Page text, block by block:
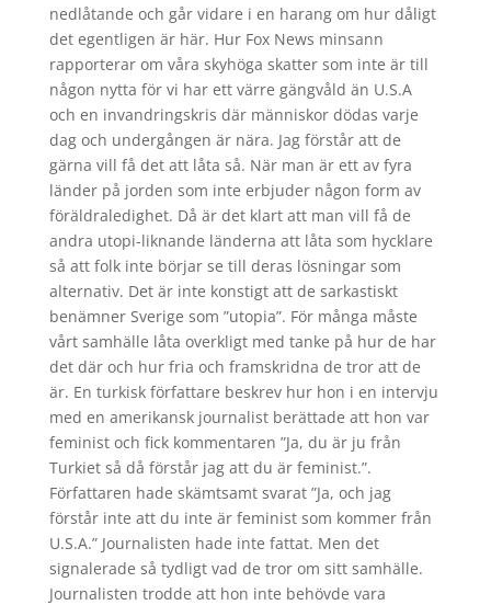
nedlåtande och går vidare i en harang om hur dåligt
det egentligen är här. Hur Fox News minsann
rapporterar om våra skyhöga skatter som inte är till
någon nytta för vi har ett värre gängvåld än U.S.A
och en invandringskris där människor dödas varje
dag och undergången är nära. Jag förstår att de
gärna vill få det att låta så. När man är ett av fyra
länder på jorden som inte erbjuder någon form av
föräldraledighet. Då är det klart att man vill få de
andra utopi-liknande länderna att låta som hycklare
så att folk inte börjar se till deras lösningar som
alternativ. Det är inte konstigt att de sarkastiskt
benämner Sverige som ”utopia”. För många måste
vårt samhälle låta overkligt med tanke på hur de har
det där och hur fria och framskridna de tror att de
är. En turkisk författare beskrev hur hon i en intervju
med en amerikansk journalist berättade att hon var
feminist och fick kommentaren ”Ja, du är ju från
Turkiet så då förstår jag att du är feminist.”.
Författaren hade skämtsamt svarat ”Ja, och jag
förstår inte att du inte är feminist som kommer från
U.S.A.” Journalisten hade inte fattat. Men det
signalerade så tydligt vad de tror om sitt samhälle.
Journalisten trodde att hon inte behövde vara